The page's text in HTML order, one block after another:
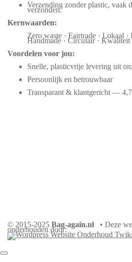
Verzending zonder plastic, vaak
verzonden.
Kernwaarden:
Zero waste · Fairtrade · Lokaal ·
Handmade · Circulair · Kwaliteit
Voordelen voor jou:
Snelle, plasticvrije levering uit
Persoonlijk en betrouwbaar
Transparant & klantgericht —
© 2015-2025 Bag-again.nl • Deze
onderhouden door: